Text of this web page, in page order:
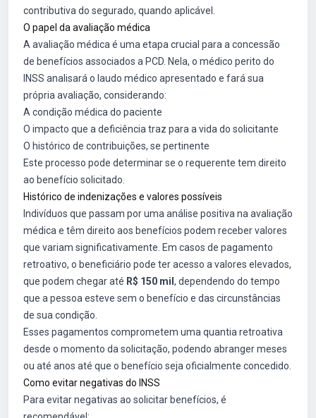
contributiva do segurado, quando aplicável.
O papel da avaliação médica
A avaliação médica é uma etapa crucial para a concessão
de benefícios associados a PCD. Nela, o médico perito do
INSS analisará o laudo médico apresentado e fará sua
própria avaliação, considerando:
A condição médica do paciente
O impacto que a deficiência traz para a vida do solicitante
O histórico de contribuições, se pertinente
Este processo pode determinar se o requerente tem direito
ao benefício solicitado.
Histórico de indenizações e valores possíveis
Indivíduos que passam por uma análise positiva na avaliação
médica e têm direito aos benefícios podem receber valores
que variam significativamente. Em casos de pagamento
retroativo, o beneficiário pode ter acesso a valores elevados,
que podem chegar até R$ 150 mil , dependendo do tempo
que a pessoa esteve sem o benefício e das circunstâncias
de sua condição.
Esses pagamentos comprometem uma quantia retroativa
desde o momento da solicitação, podendo abranger meses
ou até anos até que o benefício seja oficialmente concedido.
Como evitar negativas do INSS
Para evitar negativas ao solicitar benefícios, é